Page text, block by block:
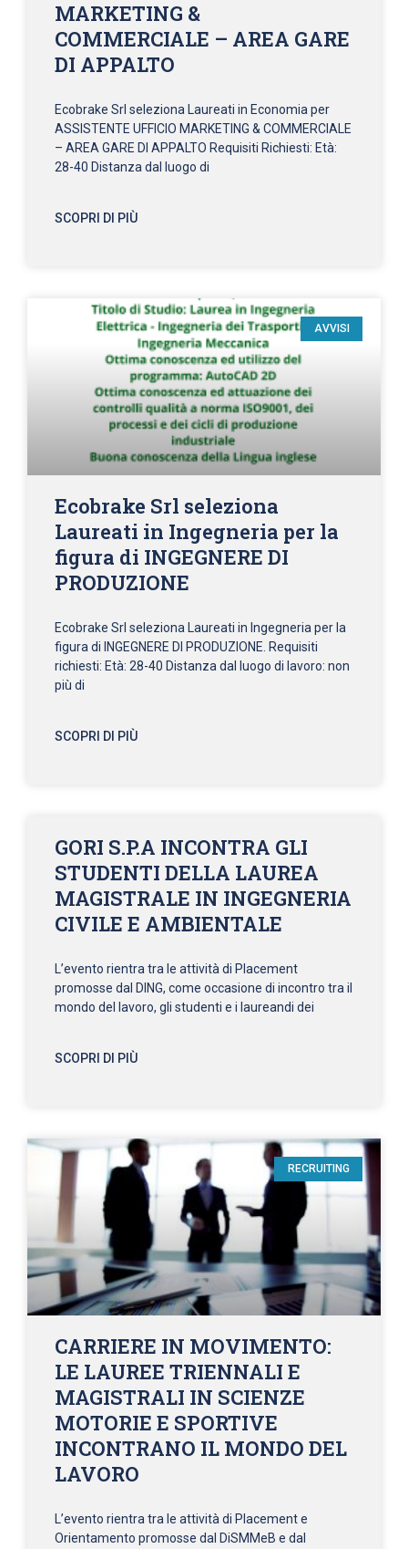
MARKETING &
COMMERCIALE – AREA GARE
DI APPALTO
Ecobrake Srl seleziona Laureati in Economia per
ASSISTENTE UFFICIO MARKETING & COMMERCIALE
– AREA GARE DI APPALTO Requisiti Richiesti: Età:
28-40 Distanza dal luogo di
SCOPRI DI PIÙ
AVVISI
Ecobrake Srl seleziona
Laureati in Ingegneria per la
figura di INGEGNERE DI
PRODUZIONE
Ecobrake Srl seleziona Laureati in Ingegneria per la
figura di INGEGNERE DI PRODUZIONE. Requisiti
richiesti: Età: 28-40 Distanza dal luogo di lavoro: non
più di
SCOPRI DI PIÙ
GORI S.P.A INCONTRA GLI
STUDENTI DELLA LAUREA
MAGISTRALE IN INGEGNERIA
CIVILE E AMBIENTALE
L’evento rientra tra le attività di Placement
promosse dal DING, come occasione di incontro tra il
mondo del lavoro, gli studenti e i laureandi dei
SCOPRI DI PIÙ
RECRUITING
CARRIERE IN MOVIMENTO:
LE LAUREE TRIENNALI E
MAGISTRALI IN SCIENZE
MOTORIE E SPORTIVE
INCONTRANO IL MONDO DEL
LAVORO
L’evento rientra tra le attività di Placement e
Orientamento promosse dal DiSMMeB e dal